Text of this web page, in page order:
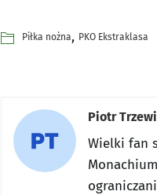
Piłka nożna, PKO Ekstraklasa
Piotr
Wielki fan